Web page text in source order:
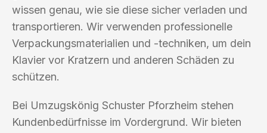
wissen genau, wie sie diese sicher verladen und
transportieren. Wir verwenden professionelle
Verpackungsmaterialien und -techniken, um dein
Klavier vor Kratzern und anderen Schäden zu
schützen.
Bei Umzugskönig Schuster Pforzheim stehen
Kundenbedürfnisse im Vordergrund. Wir bieten